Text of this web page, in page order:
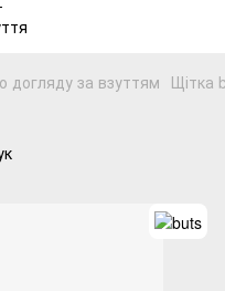
догляду за взуттям Щітка